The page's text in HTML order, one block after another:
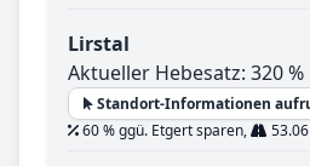
Lirstal
Aktueller Hebesatz: 320 %
Standort-Informationen
60 % ggü. Etgert sparen,